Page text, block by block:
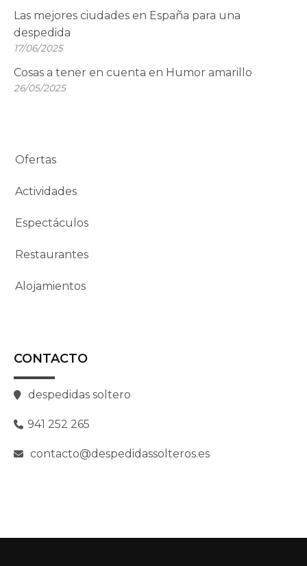
Las mejores ciudades en España para una
despedida
17/06/2025
Cosas a tener en cuenta en Humor amarillo
26/05/2025
Ofertas
Actividades
Espectáculos
Restaurantes
Alojamientos
CONTACTO
despedidas soltero
941 252 265
contacto@despedidassolteros.es